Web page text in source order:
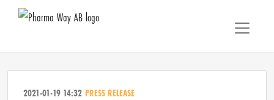
2021-01-19 14:32 PRESS RELEASE